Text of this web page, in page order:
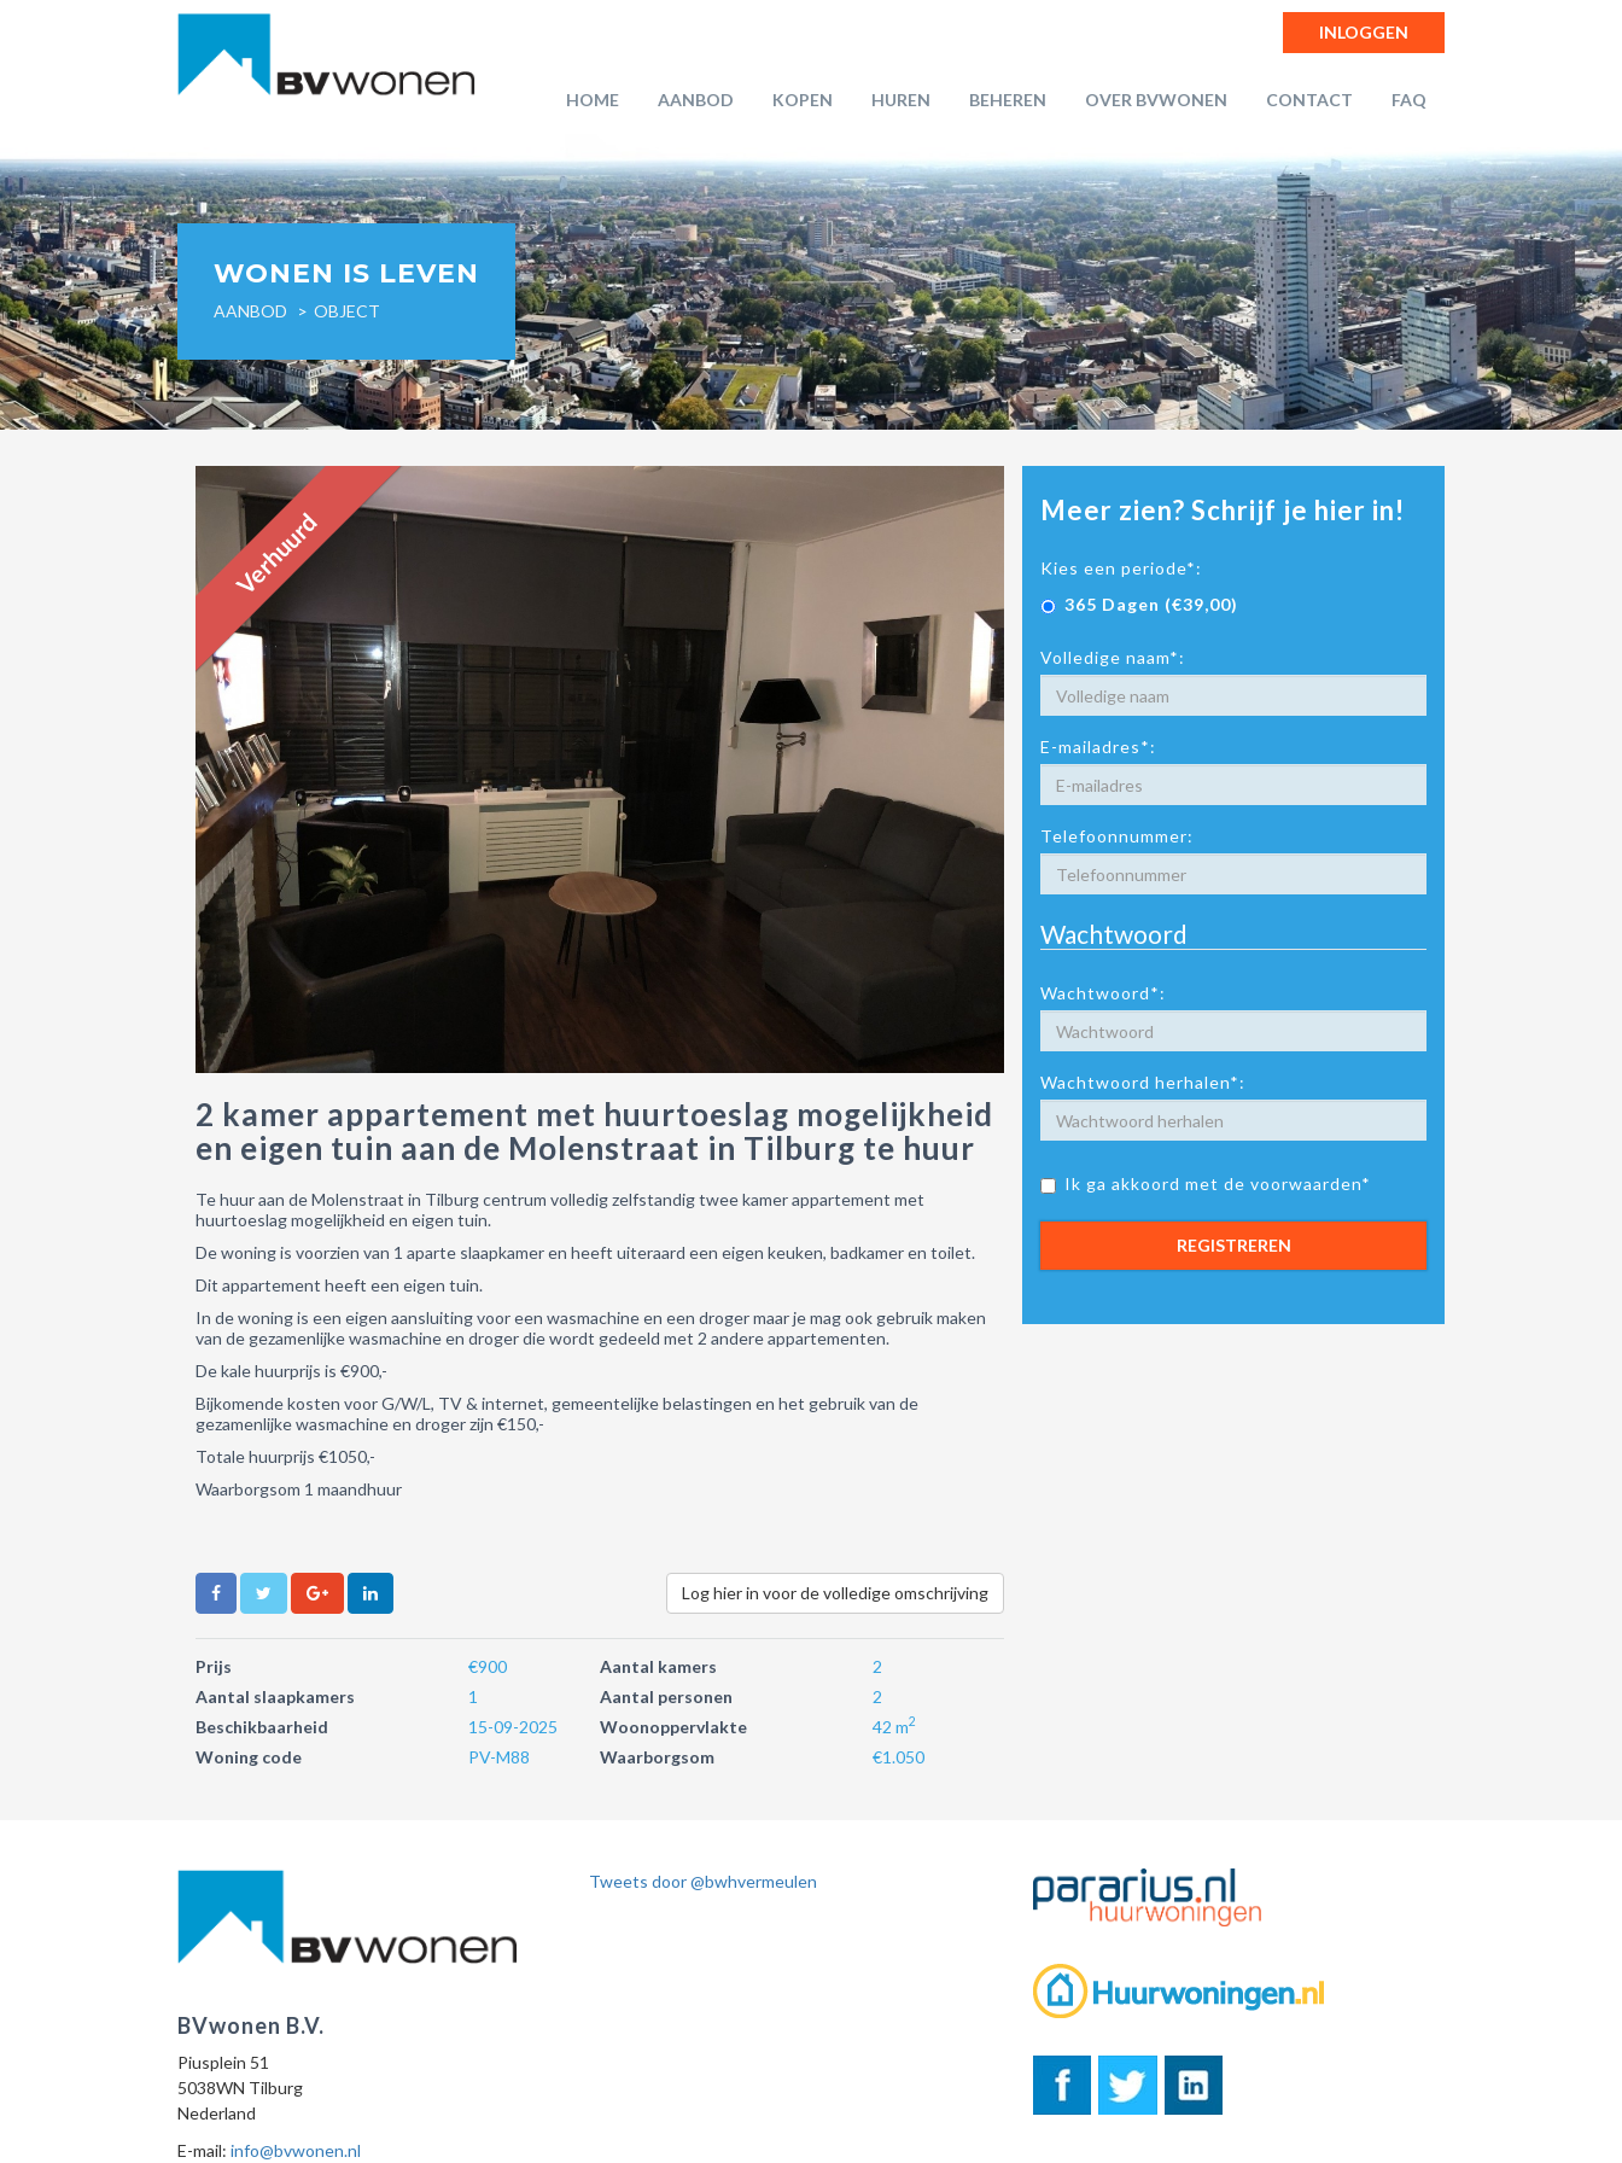
INLOGGEN
HOME AANBOD KOPEN HUREN BEHEREN OVER BVWONEN CONTACT FAQ
WONEN IS LEVEN
AANBOD OBJECT
Verhuurd Meer zien? Schrijf je hier in!
Kies een periode*:
365 Dagen (€39,00)
Volledige naam*:
E-mailadres*:
Telefoonnummer:
Wachtwoord
Wachtwoord*:
Wachtwoord herhalen*:
Ik ga akkoord met de voorwaarden*
REGISTREREN
2 kamer appartement met huurtoeslag mogelijkheid
en eigen tuin aan de Molenstraat in Tilburg te huur
Te huur aan de Molenstraat in Tilburg centrum volledig zelfstandig twee kamer appartement met
huurtoeslag mogelijkheid en eigen tuin.
De woning is voorzien van 1 aparte slaapkamer en heeft uiteraard een eigen keuken, badkamer en toilet.
Dit appartement heeft een eigen tuin.
In de woning is een eigen aansluiting voor een wasmachine en een droger maar je mag ook gebruik maken
van de gezamenlijke wasmachine en droger die wordt gedeeld met 2 andere appartementen.
De kale huurprijs is €900,-
Bijkomende kosten voor G/W/L, TV & internet, gemeentelijke belastingen en het gebruik van de
gezamenlijke wasmachine en droger zijn €150,-
Totale huurprijs €1050,-
Waarborgsom 1 maandhuur
Log hier in voor de volledige omschrijving
Prijs €900 Aantal kamers
2
Aantal slaapkamers
1 Aantal personen
2
Beschikbaarheid
15-09-2025 Woonoppervlakte 42 m2
Woning code PV-M88 Waarborgsom €1.050
BVwonen B.V.
Piusplein 51
5038WN Tilburg
Nederland
E-mail: info@bvwonen.nl
Tweets door @bwhvermeulen